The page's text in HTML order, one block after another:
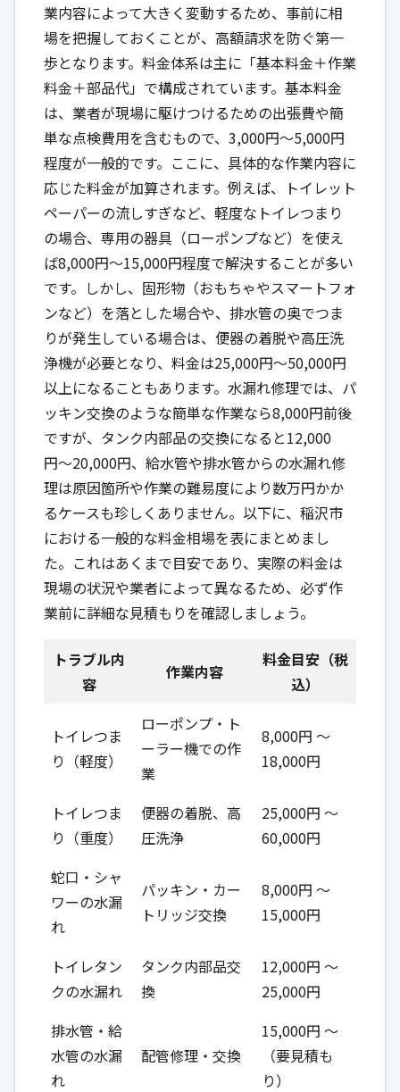
業内容によって大きく変動するため、事前に相
場を把握しておくことが、高額請求を防ぐ第一
歩となります。料金体系は主に「基本料金＋作業
料金＋部品代」で構成されています。基本料金
は、業者が現場に駆けつけるための出張費や簡
単な点検費用を含むもので、3,000円〜5,000円
程度が一般的です。ここに、具体的な作業内容に
応じた料金が加算されます。例えば、トイレット
ペーパーの流しすぎなど、軽度なトイレつまり
の場合、専用の器具（ローポンプなど）を使え
ば8,000円〜15,000円程度で解決することが多い
です。しかし、固形物（おもちゃやスマートフォ
ンなど）を落とした場合や、排水管の奥でつま
りが発生している場合は、便器の着脱や高圧洗
浄機が必要となり、料金は25,000円〜50,000円
以上になることもあります。水漏れ修理では、パ
ッキン交換のような簡単な作業なら8,000円前後
ですが、タンク内部品の交換になると12,000
円〜20,000円、給水管や排水管からの水漏れ修
理は原因箇所や作業の難易度により数万円かか
るケースも珍しくありません。以下に、稲沢市
における一般的な料金相場を表にまとめまし
た。これはあくまで目安であり、実際の料金は
現場の状況や業者によって異なるため、必ず作
業前に詳細な見積もりを確認しましょう。
トラブル内
容
作業内容
料金目安（税
込）
トイレつま
り（軽度）
ローポンプ・ト
ーラー機での作
業
8,000円 ～
18,000円
トイレつま
り（重度）
便器の着脱、高
圧洗浄
25,000円 ～
60,000円
蛇口・シャ
ワーの水漏
れ
パッキン・カー
トリッジ交換
8,000円 ～
15,000円
トイレタン
クの水漏れ
タンク内部品交
換
12,000円 ～
25,000円
排水管・給
水管の水漏
れ
配管修理・交換
15,000円 ～
（要見積も
り）